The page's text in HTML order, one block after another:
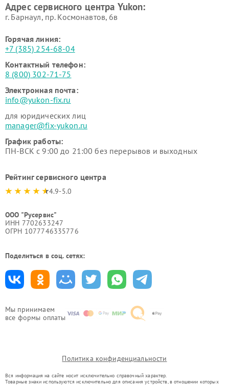
Мы принимаем
все формы оплаты
Адрес сервисного центра Yukon:
г. Барнаул, ​пр. Космонавтов, 6в
Горячая линия:
+7 (385) 254-68-04
Контактный телефон:
8 (800) 302-71-75
Электронная почта:
info@yukon-fix.ru
для юридических лиц
manager@fix-yukon.ru
График работы:
ПН-ВСК с 9:00 до 21:00 без перерывов и выходных
Рейтинг сервисного центра
4.9-5.0
ООО "Русервис"
ИНН 7702633247
ОГРН 1077746335776
Поделиться в соц. сетях:
Политика конфиденциальности
Вся информация на сайте носит исключительно справочный характер.
Товарные знаки используются исключительно для описания устройств, в отношении которых